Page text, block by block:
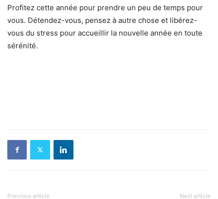
Profitez cette année pour prendre un peu de temps pour
vous. Détendez-vous, pensez à autre chose et libérez-
vous du stress pour accueillir la nouvelle année en toute
sérénité.
Previous article Next article